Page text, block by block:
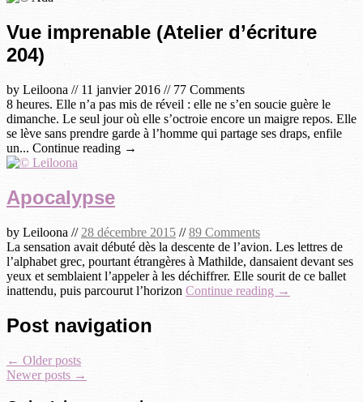
Vue imprenable (Atelier d’écriture
204)
by Leiloona // 11 janvier 2016 // 77 Comments
8 heures. Elle n’a pas mis de réveil : elle ne s’en soucie guère le
dimanche. Le seul jour où elle s’octroie encore un maigre repos. Elle
se lève sans prendre garde à l’homme qui partage ses draps, enfile
un... Continue reading →
Apocalypse
by Leiloona // 28 décembre 2015 //89 Comments
La sensation avait débuté dès la descente de l’avion. Les lettres de
l’alphabet grec, pourtant étrangères à Mathilde, dansaient devant ses
yeux et semblaient l’appeler à les déchiffrer. Elle sourit de ce ballet
inattendu, puis parcourut l’horizon Continue reading →
Post navigation
← Older posts
Newer posts →